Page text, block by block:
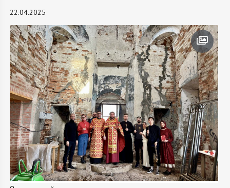
22.04.2025